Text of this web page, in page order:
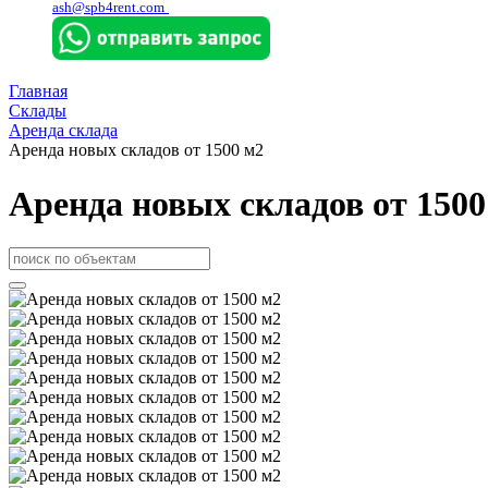
ash@spb4rent.com
Главная
Склады
Аренда склада
Аренда новых складов от 1500 м2
Аренда новых складов от